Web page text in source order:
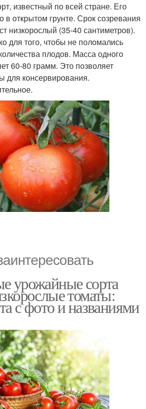
известный по всей стране. Его
открытом грунте. Срок созревания
низкорослый (35-40 сантиметров).
для того, чтобы не поломались
плодов. Масса одного
60-80 грамм. Это позволяет
для консервирования.
урожайные сорта
томаты:
с фото и названиями